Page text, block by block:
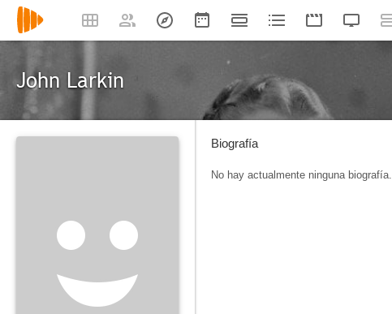
John Larkin
Biografía
No hay actualmente ninguna biografía.